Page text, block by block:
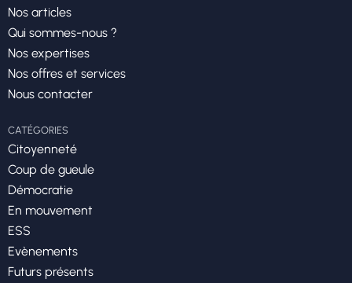
Nos articles
Qui sommes-nous ?
Nos expertises
Nos offres et services
Nous contacter
CATÉGORIES
Citoyenneté
Coup de gueule
Démocratie
En mouvement
ESS
Evènements
Futurs présents